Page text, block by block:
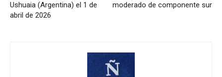
Ushuaia (Argentina) el 1 de
abril de 2026
moderado de componente sur